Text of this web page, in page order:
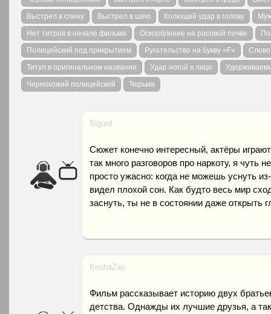
Выстрел в спину
Выстрел в шею Колющий удар в голову
Нет титров в начале фильма
Оскорбление на расовой почве
Полицейский под прикрытием
Ругательство на букву «F»
Титул в оригинальном названии
Удар ногой в лицо
Чернокожий полицейский
Тюрьма
Sigurd
Сюжет конечно интересный, актёры
так много разговоров про наркоту, я чуть
просто ужасно: когда не можешь уснуть
видел плохой сон. Как будто весь мир
заснуть, ты не в состоянии даже открыть
KiruhaZav
Фильм рассказывает историю двух
детства. Однажды их лучшие друзья, а